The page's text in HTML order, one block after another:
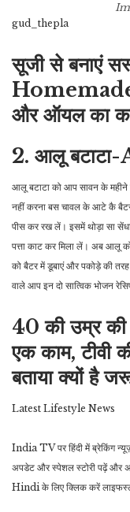
gud_thepla
सूजी से बनाएं
Homemade
और ऑयल का
2. आलू
आलू बटाटा को आप सावन के महीने
नहीं करना बस चावल के आटे कै
पीस कर रख लें। इसमें थोड़ा सा सेंधा
पत्ता काट कर मिला लें। अब
को बैटर में डूबाएं और पकोड़े की
वाले आप इन दो सात्विक भोजन
40 की उम्र की
एक काम, टीवी
बताया क्यों है
Latest Lifestyle News
India TV पर हिंदी में ब्रेकिंग
अपडेट और स्‍पेशल स्‍टोरी पढ़ें
Hindi के लिए क्लिक करें